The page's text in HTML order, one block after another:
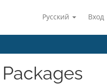
Русский Вход